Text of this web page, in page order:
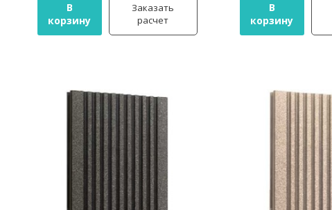
В
корзину
Заказать
расчет
В
корзину